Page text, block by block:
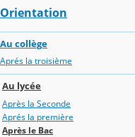
Orientation
Au collège
Aprés la troisième
Au lycée
Après la Seconde
Aprés la première
Après le Bac